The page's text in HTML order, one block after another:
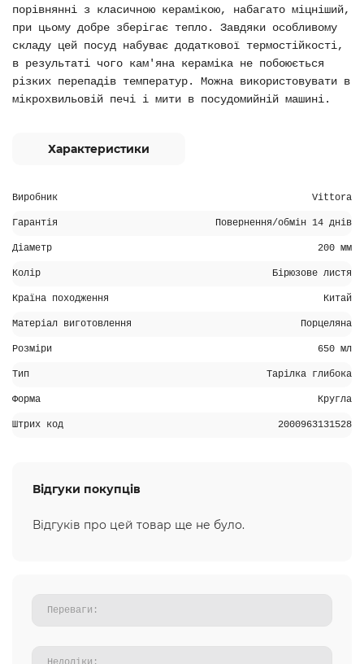
порівнянні з класичною керамікою, набагато міцніший,
при цьому добре зберігає тепло. Завдяки особливому
складу цей посуд набуває додаткової термостійкості,
в результаті чого кам'яна кераміка не побоюється
різких перепадів температур. Можна використовувати в
мікрохвильовій печі і мити в посудомийній машині.
Характеристики
Виробник Vittora
Гарантія Повернення/обмін 14 днів
Діаметр 200 мм
Колір Бірюзове листя
Країна походження Китай
Матеріал виготовлення Порцеляна
Розміри 650 мл
Тип Тарілка глибока
Форма Кругла
Штрих код 2000963131528
Відгуки покупців
Відгуків про цей товар ще не було.